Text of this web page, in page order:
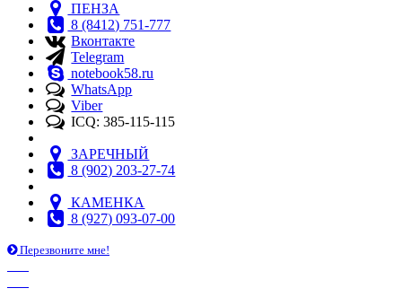
ПЕНЗА
8 (8412) 751-777
Вконтакте
Telegram
notebook58.ru
WhatsApp
Viber
ICQ: 385-115-115
ЗАРЕЧНЫЙ
8 (902) 203-27-74
КАМЕНКА
8 (927) 093-07-00
Перезвоните мне!